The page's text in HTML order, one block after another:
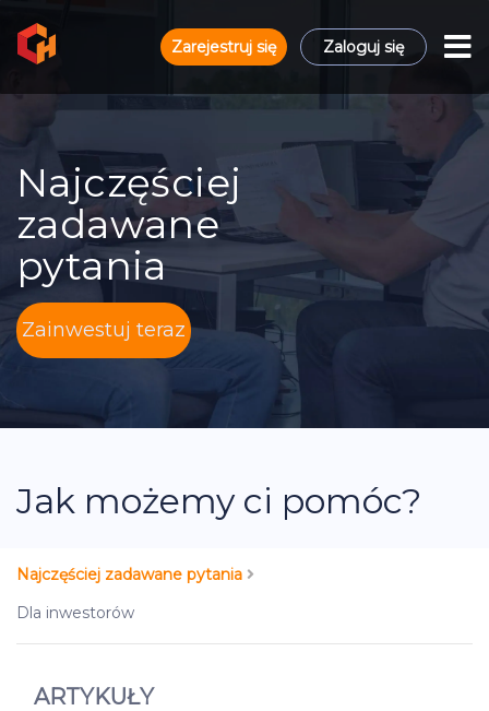
Zarejestruj się Zaloguj się
Najczęściej
zadawane
pytania
Zainwestuj teraz
Jak możemy ci pomóc?
Najczęściej zadawane pytania
Dla inwestorów
ARTYKUŁY